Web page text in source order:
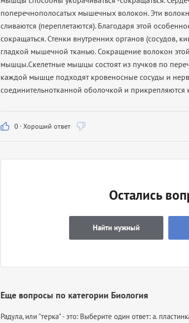
поперечнополосатых мышечных волокон. Эти
сливаются (переплетаются). Благодаря этой
сокращаться. Стенки внутренних органов (сосудов,
гладкой мышечной тканью.Сокращение волокон
мышцы.Скелетные мышцы состоят из пучков по
каждой мышце подходят кровеносные сосуды и
соединительнотканной оболочкой и
0 · Хороший ответ
Остались
Найти нужный
Еще вопросы по категории Биология
Радула, или "терка" - это: Выберите один ответ: a.